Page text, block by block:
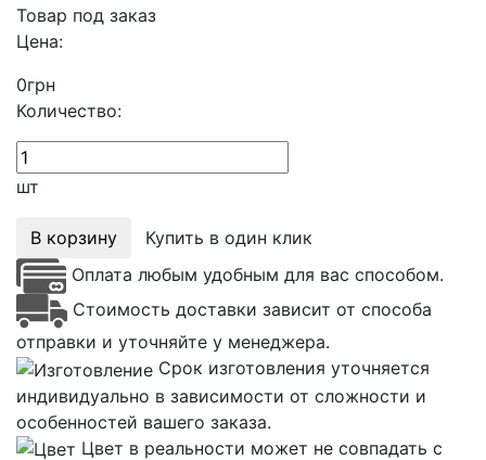
Товар под заказ
Цена:
0грн
Количество:
шт
В корзину
Купить в один клик
Оплата любым удобным для вас способом.
Стоимость доставки зависит от способа
отправки и уточняйте у менеджера.
Срок изготовления уточняется
индивидуально в зависимости от сложности и
особенностей вашего заказа.
Цвет в реальности может не совпадать с